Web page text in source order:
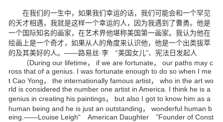
在我们的一生中，如果我们幸运的话，我们可能会和一个罕见
的天才相遇，我就是这样一个幸运的人，因为我遇到了曹勇。他是
一个国际知名的画家，在艺术界他堪称美国第一画家。我认为他在
绘画上是一个奇才，如果从人的角度来认识他，他是一个出类拔萃
的及其美好的人。——路易丝·李 “美国女儿”、宪法日发起人
（During our lifetime， if we are fortunate， our paths may c
ross that of a genius. I was fortunate enough to do so when I me
t Cao Yong， the internationally famous artist， who in the art wo
rld is considered the number one artist in America. I think he is a
genius in creating his paintings， but also I got to know him as a
human being and he is just an outstanding， wonderful human b
eing.——Louise Leigh“ American Daughter ”Founder of Const